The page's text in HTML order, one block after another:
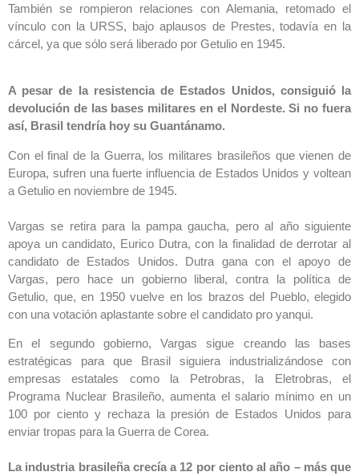
También se rompieron relaciones con Alemania, retomado el
vínculo con la URSS, bajo aplausos de Prestes, todavía en la
cárcel, ya que sólo será liberado por Getulio en 1945.
A pesar de la resistencia de Estados Unidos, consiguió la
devolución de las bases militares en el Nordeste. Si no fuera
así, Brasil tendría hoy su Guantánamo.
Con el final de la Guerra, los militares brasileños que vienen de
Europa, sufren una fuerte influencia de Estados Unidos y voltean
a Getulio en noviembre de 1945.
Vargas se retira para la pampa gaucha, pero al año siguiente
apoya un candidato, Eurico Dutra, con la finalidad de derrotar al
candidato de Estados Unidos. Dutra gana con el apoyo de
Vargas, pero hace un gobierno liberal, contra la política de
Getulio, que, en 1950 vuelve en los brazos del Pueblo, elegido
con una votación aplastante sobre el candidato pro yanqui.
En el segundo gobierno, Vargas sigue creando las bases
estratégicas para que Brasil siguiera industrializándose con
empresas estatales como la Petrobras, la Eletrobras, el
Programa Nuclear Brasileño, aumenta el salario mínimo en un
100 por ciento y rechaza la presión de Estados Unidos para
enviar tropas para la Guerra de Corea.
La industria brasileña crecía a 12 por ciento al año – más que